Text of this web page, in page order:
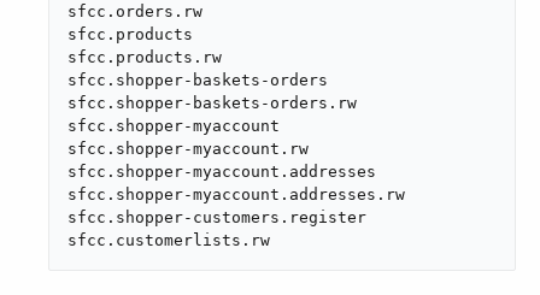
sfcc.orders.rw
sfcc.products
sfcc.products.rw
sfcc.shopper-baskets-orders
sfcc.shopper-baskets-orders.rw
sfcc.shopper-myaccount
sfcc.shopper-myaccount.rw
sfcc.shopper-myaccount.addresses
sfcc.shopper-myaccount.addresses.rw
sfcc.shopper-customers.register
sfcc.customerlists.rw